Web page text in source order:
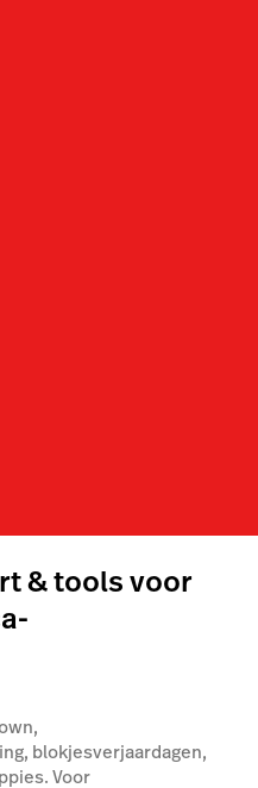
& tools voor
blokjesverjaardagen,
Voor